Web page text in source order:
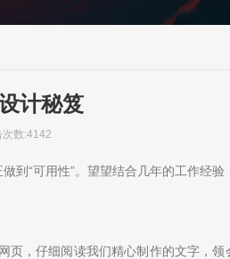
计秘笈
数:4142
到“可用性”。望望结合几年的工作经
，仔细阅读我们精心制作的文字，